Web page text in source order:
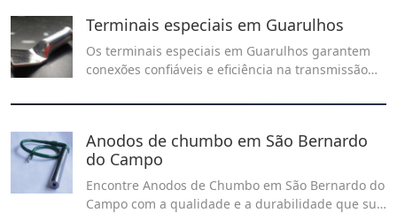
Terminais especiais em Guarulhos
Os terminais especiais em Guarulhos garantem
conexões confiáveis e eficiência na transmissão
soluções eletromecânicas.
Anodos de chumbo em São Bernardo
do Campo
Encontre Anodos de Chumbo em São Bernardo do
Campo com a qualidade e a durabilidade que sua